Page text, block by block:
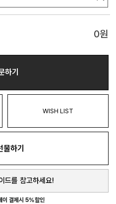
0원
하기
WISH LIST
물하기
드를 참고하세요!
이 결제시 5%할인